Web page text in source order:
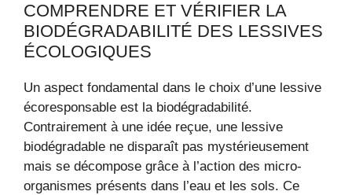
COMPRENDRE ET VÉRIFIER LA
BIODÉGRADABILITÉ DES LESSIVES
ÉCOLOGIQUES
Un aspect fondamental dans le choix d’une lessive
écoresponsable est la biodégradabilité.
Contrairement à une idée reçue, une lessive
biodégradable ne disparaît pas mystérieusement
mais se décompose grâce à l’action des micro-
organismes présents dans l’eau et les sols. Ce